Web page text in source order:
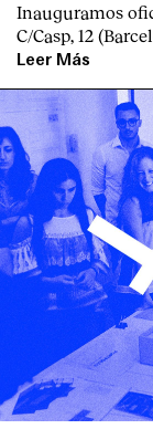
Inauguramos
C/Casp, 12
Leer Más